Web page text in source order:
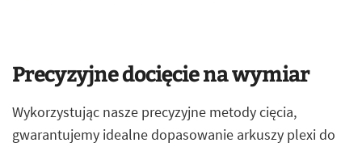
Precyzyjne docięcie na wymiar
Wykorzystując nasze precyzyjne metody cięcia,
gwarantujemy idealne dopasowanie arkuszy plexi do